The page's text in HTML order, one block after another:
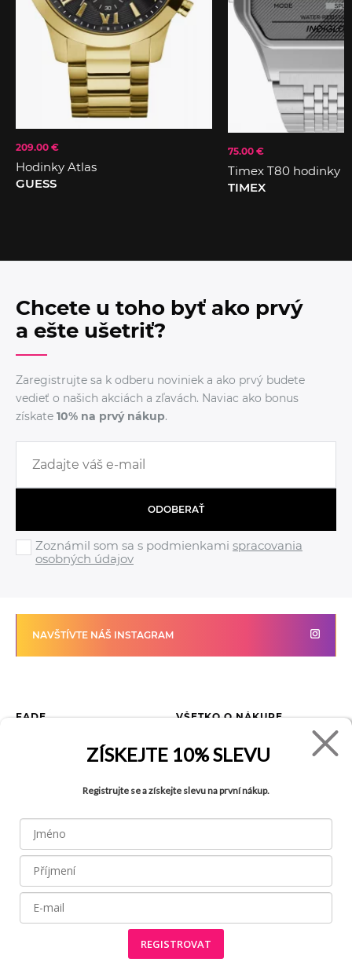
209.00 €
Hodinky Atlas
GUESS
75.00 €
Timex T80 hodinky
TIMEX
Chcete u toho byť ako prvý
a ešte ušetriť?
Zaregistrujte sa k odberu noviniek a ako prvý budete
vedieť o našich akciách a zľavách. Naviac ako bonus
získate 10% na prvý nákup.
ODOBERAŤ
Zoznámil som sa s podmienkami spracovania
osobných údajov
NAVŠTÍVTE NÁŠ INSTAGRAM
FADE
Blog
VŠETKO O NÁKUPE
Ako reklamovať tovar
Tabuľka veľkostí
FAQ
ZÍSKEJTE 10% SLEVU
Registrujte se a získejte slevu na první nákup.
REGISTROVAT